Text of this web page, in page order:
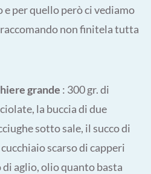
per quello però ci vediamo
non finitela tutta
grande : 300 gr. di
la buccia di due
sotto sale, il succo di
scarso di capperi
aglio, olio quanto basta